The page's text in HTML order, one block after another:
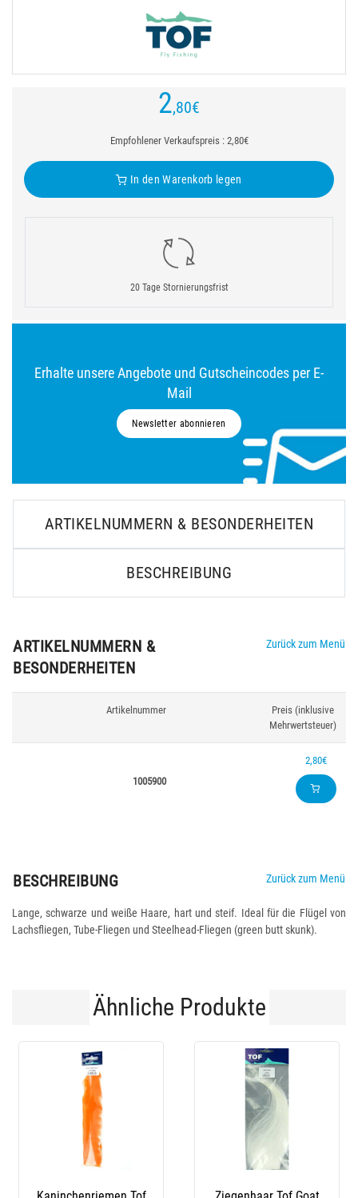
2,80€
Empfohlener Verkaufspreis : 2,80€
In den Warenkorb legen
20 Tage Stornierungsfrist
Erhalte unsere Angebote und Gutscheincodes per E-
Mail
Newsletter abonnieren
ARTIKELNUMMERN & BESONDERHEITEN
BESCHREIBUNG
ARTIKELNUMMERN &
BESONDERHEITEN
Zurück zum Menü
Artikelnummer
Preis (inklusive
Mehrwertsteuer)
1005900
2,80€
BESCHREIBUNG Zurück zum Menü
Lange, schwarze und weiße Haare, hart und steif. Ideal für die Flügel von
Lachsfliegen, Tube-Fliegen und Steelhead-Fliegen (green butt skunk).
Ähnliche Produkte